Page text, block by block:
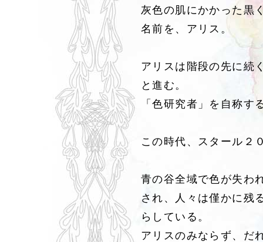
灰色の肌にかかった黒
名前を、アリス。
アリスは階段の先に続
と進む。
「色研究者」を自称す
この時代、スタール２
青の谷全域で色が失わ
され、人々は僅かに残
らしている。
アリスのみならず、だ